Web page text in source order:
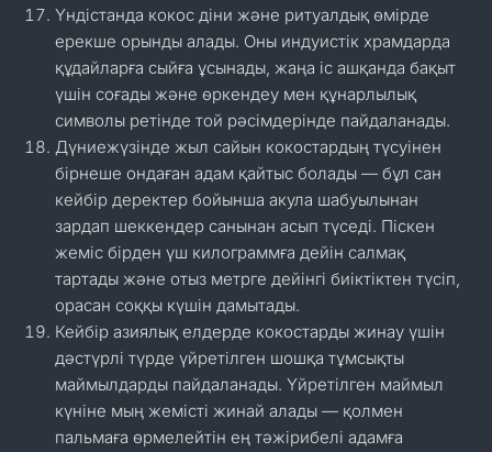
Үндістанда кокос діни және ритуалдық өмірде
ерекше орынды алады. Оны индуистік храмдарда
құдайларға сыйға ұсынады, жаңа іс ашқанда бақыт
үшін соғады және өркендеу мен құнарлылық
символы ретінде той рәсімдерінде пайдаланады.
Дүниежүзінде жыл сайын кокостардың түсуінен
бірнеше ондаған адам қайтыс болады — бұл сан
кейбір деректер бойынша акула шабуылынан
зардап шеккендер санынан асып түседі. Піскен
жеміс бірден үш килограммға дейін салмақ
тартады және отыз метрге дейінгі биіктіктен түсіп,
орасан соққы күшін дамытады.
Кейбір азиялық елдерде кокостарды жинау үшін
дәстүрлі түрде үйретілген шошқа тұмсықты
маймылдарды пайдаланады. Үйретілген маймыл
күніне мың жемісті жинай алады — қолмен
пальмаға өрмелейтін ең тәжірибелі адамға